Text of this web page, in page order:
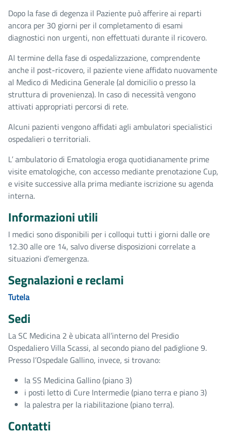
Dopo la fase di degenza il Paziente può afferire ai reparti
ancora per 30 giorni per il completamento di esami
diagnostici non urgenti, non effettuati durante il ricovero.
Al termine della fase di ospedalizzazione, comprendente
anche il post-ricovero, il paziente viene affidato nuovamente
al Medico di Medicina Generale (al domicilio o presso la
struttura di provenienza). In caso di necessità vengono
attivati appropriati percorsi di rete.
Alcuni pazienti vengono affidati agli ambulatori specialistici
ospedalieri o territoriali.
L’ ambulatorio di Ematologia eroga quotidianamente prime
visite ematologiche, con accesso mediante prenotazione Cup,
e visite successive alla prima mediante iscrizione su agenda
interna.
Informazioni utili
I medici sono disponibili per i colloqui tutti i giorni dalle ore
12.30 alle ore 14, salvo diverse disposizioni correlate a
situazioni d’emergenza.
Segnalazioni e reclami
Tutela
Sedi
La SC Medicina 2 è ubicata all’interno del Presidio
Ospedaliero Villa Scassi, al secondo piano del padiglione 9.
Presso l’Ospedale Gallino, invece, si trovano:
la SS Medicina Gallino (piano 3)
i posti letto di Cure Intermedie (piano terra e piano 3)
la palestra per la riabilitazione (piano terra).
Contatti